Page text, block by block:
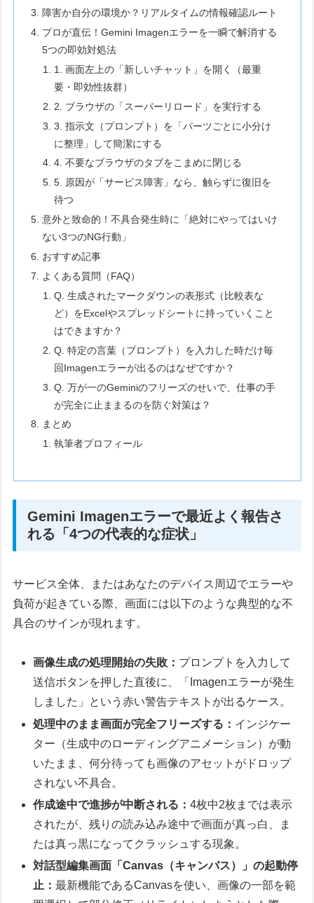
障害か自分の環境か？リアルタイムの情報確認ルート
プロが直伝！Gemini Imagenエラーを一瞬で解消する
5つの即効対処法
1. 画面左上の「新しいチャット」を開く（最重
要・即効性抜群）
2. ブラウザの「スーパーリロード」を実行する
3. 指示文（プロンプト）を「パーツごとに小分け
に整理」して簡潔にする
4. 不要なブラウザのタブをこまめに閉じる
5. 原因が「サービス障害」なら、触らずに復旧を
待つ
意外と致命的！不具合発生時に「絶対にやってはいけ
ない3つのNG行動」
おすすめ記事
よくある質問（FAQ）
Q. 生成されたマークダウンの表形式（比較表な
ど）をExcelやスプレッドシートに持っていくこと
はできますか？
Q. 特定の言葉（プロンプト）を入力した時だけ毎
回Imagenエラーが出るのはなぜですか？
Q. 万が一のGeminiのフリーズのせいで、仕事の手
が完全に止ままるのを防ぐ対策は？
まとめ
執筆者プロフィール
Gemini Imagenエラーで最近よく報告さ
れる「4つの代表的な症状」
サービス全体、またはあなたのデバイス周辺でエラーや
負荷が起きている際、画面には以下のような典型的な不
具合のサインが現れます。
画像生成の処理開始の失敗： プロンプトを入力して
送信ボタンを押した直後に、「Imagenエラーが発生
しました」という赤い警告テキストが出るケース。
処理中のまま画面が完全フリーズする： インジケー
ター（生成中のローディングアニメーション）が動
いたまま、何分待っても画像のアセットがドロップ
されない不具合。
作成途中で進捗が中断される：4枚中2枚までは表示
されたが、残りの読み込み途中で画面が真っ白、ま
たは真っ黒になってクラッシュする現象。
対話型編集画面「Canvas（キャンバス）」の起動停
止：最新機能であるCanvasを使い、画像の一部を範